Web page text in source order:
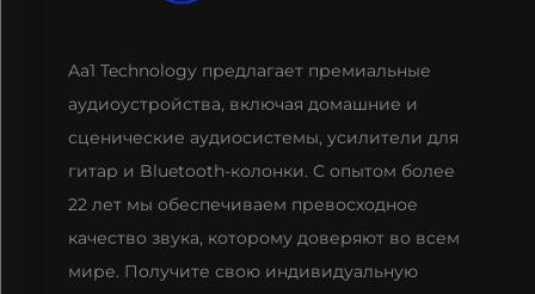
Aa1 Technology предлагает премиальные
аудиоустройства, включая домашние и
сценические аудиосистемы, усилители для
гитар и Bluetooth-колонки. С опытом более
22 лет мы обеспечиваем превосходное
качество звука, которому доверяют во всем
мире. Получите свою индивидуальную